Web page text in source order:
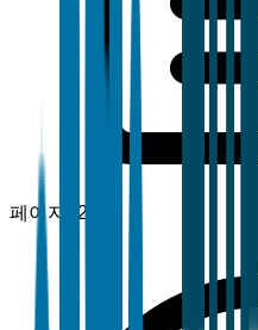
페이지 120+